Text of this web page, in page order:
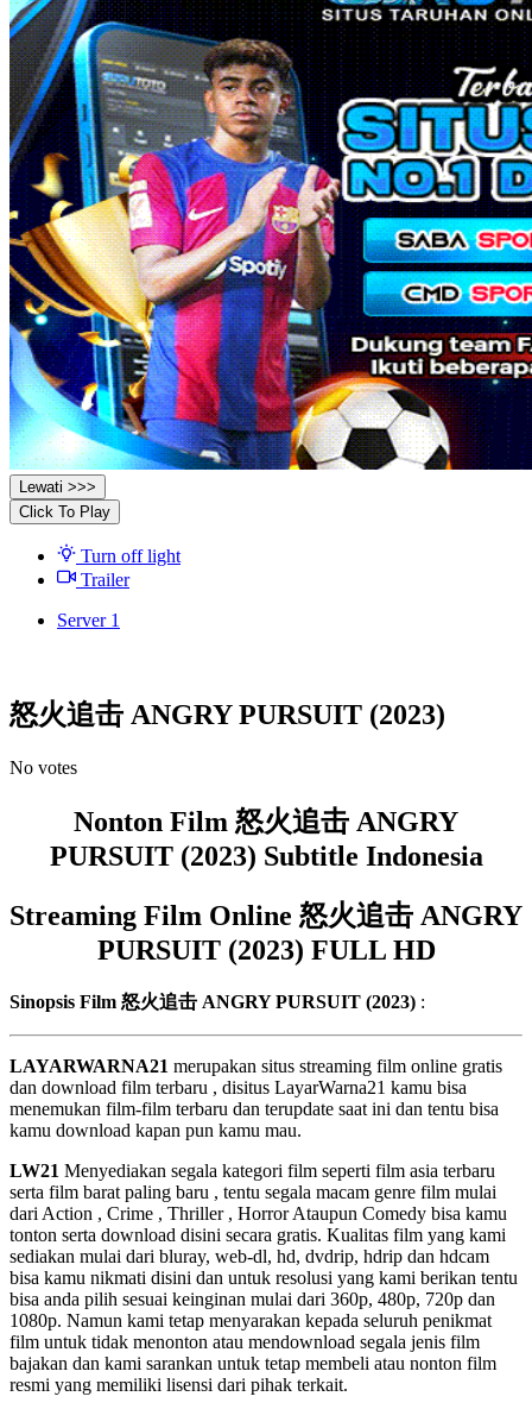
Lewati >>>
Click To Play
Turn off light
Trailer
Server 1
怒火追击 ANGRY PURSUIT (2023)
No votes
Nonton Film 怒火追击 ANGRY
PURSUIT (2023) Subtitle Indonesia
Streaming Film Online 怒火追击 ANGRY
PURSUIT (2023) FULL HD
Sinopsis Film 怒火追击 ANGRY PURSUIT (2023) :
LAYARWARNA21 merupakan situs streaming film online gratis
dan download film terbaru , disitus LayarWarna21 kamu bisa
menemukan film-film terbaru dan terupdate saat ini dan tentu bisa
kamu download kapan pun kamu mau.
LW21 Menyediakan segala kategori film seperti film asia terbaru
serta film barat paling baru , tentu segala macam genre film mulai
dari Action , Crime , Thriller , Horror Ataupun Comedy bisa kamu
tonton serta download disini secara gratis. Kualitas film yang kami
sediakan mulai dari bluray, web-dl, hd, dvdrip, hdrip dan hdcam
bisa kamu nikmati disini dan untuk resolusi yang kami berikan tentu
bisa anda pilih sesuai keinginan mulai dari 360p, 480p, 720p dan
1080p. Namun kami tetap menyarakan kepada seluruh penikmat
film untuk tidak menonton atau mendownload segala jenis film
bajakan dan kami sarankan untuk tetap membeli atau nonton film
resmi yang memiliki lisensi dari pihak terkait.